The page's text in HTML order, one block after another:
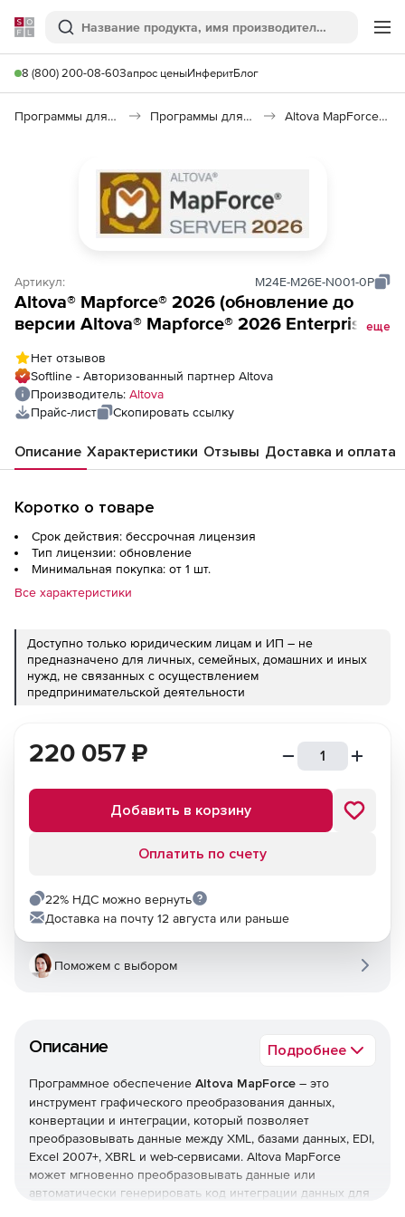
Softline
Поиск
8 (800) 200-08-60Запрос ценыИнферитБлог
Программы для программирования Программы для работы с базами данных Altova MapForce 2026
Артикул: M24E-M26E-N001-0P
Altova® Mapforce® 2026 (обновление до
версии Altova® Mapforce® 2026 Enterprise
older) Enterprise Edition to Altova®
Mapforce® 2026 Enterprise Edition Named
Users (1)
еще
Нет отзывов
Softline - Авторизованный партнер Altova
Производитель: Altova
Прайс-лист
Скопировать ссылку
Описание Характеристики Отзывы Доставка и оплата
Коротко о товаре
Срок действия: бессрочная лицензия
Тип лицензии: обновление
Минимальная покупка: от 1 шт.
Все характеристики
Доступно только юридическим лицам и ИП – не
предназначено для личных, семейных, домашних и иных
нужд, не связанных с осуществлением
предпринимательской деятельности
Описание Подробнее
Программное обеспечение Altova MapForce – это
инструмент графического преобразования данных,
конвертации и интеграции, который позволяет
преобразовывать данные между XML, базами данных, EDI,
Excel 2007+, XBRL и web-сервисами. Altova MapForce
может мгновенно преобразовывать данные или
автоматически генерировать код интеграции данных для
220 057 ₽
Добавить в корзину
Оплатить по счету
22% НДС можно вернуть
Доставка на почту 12 августа или раньше
Поможем с выбором